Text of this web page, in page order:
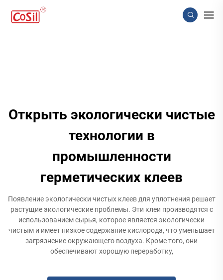
Открыть экологически чистые
технологии в
промышленности
герметических клеев
Появление экологически чистых клеев для уплотнения решает
растущие экологические проблемы. Эти клеи производятся с
использованием сырья, которое является экологически
чистым и имеет низкое содержание кислорода, что уменьшает
загрязнение окружающего воздуха. Кроме того, они
обеспечивают хорошую переработку,